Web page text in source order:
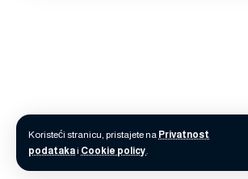
Koristeći stranicu, pristajete na Privatnost
podatakai Cookie policy.